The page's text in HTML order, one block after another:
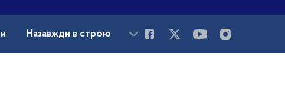
Назавжди в строю